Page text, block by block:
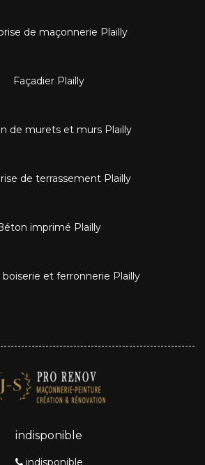
de maçonnerie Plailly
Façadier Plailly
de murets et murs Plailly
de terrassement Plailly
imprimé Plailly
et ferronnerie Plailly
indisponible
indisponible